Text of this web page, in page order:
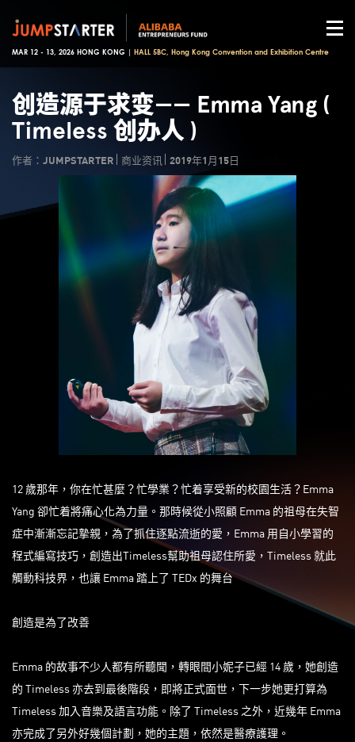
MAR 12 - 13, 2026 HONG KONG | HALL 5BC, Hong Kong Convention and Exhibition Centre
创造源于求变—— Emma Yang (
Timeless 创办人 )
作者：JUMPSTARTER 商业资讯 2019年1月15日
12 歲那年，你在忙甚麼？忙學業？忙着享受新的校園生活？Emma
Yang 卻忙着將痛心化為力量。那時候從小照顧 Emma 的祖母在失智
症中漸漸忘記摯親，為了抓住逐點流逝的愛，Emma 用自小學習的
程式編寫技巧，創造出Timeless幫助祖母認住所愛，Timeless 就此
觸動科技界，也讓 Emma 踏上了 TEDx 的舞台
創造是為了改善
Emma 的故事不少人都有所聽聞，轉眼間小妮子已經 14 歲，她創造
的 Timeless 亦去到最後階段，即將正式面世，下一步她更打算為
Timeless 加入音樂及語言功能。除了 Timeless 之外，近幾年 Emma
亦完成了另外好幾個計劃，她的主題，依然是醫療護理。